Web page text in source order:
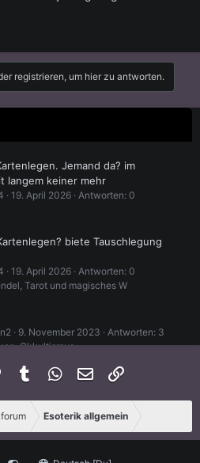
registrieren, um hier zu antworten.
Jemand da? im
langem keiner mehr
19. April 2026 Antworten: 0
biete Tauschlegung
19. April 2026
Antworten: 0
Tarot und magisches W
9. November 2023
Antworten: 3
Okkultismus
PinterestTumblr WhatsApp
E-Mail
Esoterik allgemein